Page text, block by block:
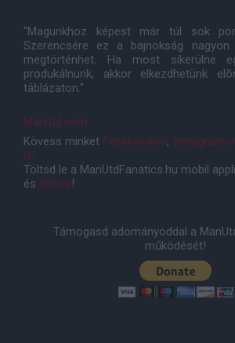
"Magunkhoz képest már túl sok
Szerencsére ez a bajnokság
megtörténhet. Ha most sikerülne
produkálnunk, akkor elkezdhetünk
táblázaton."
Manutd.com
Kövess minket Facebookon,
is!
Töltsd le a ManUtdFanatics.hu mobil
és iOS-re!
Támogasd adományoddal a
működését!